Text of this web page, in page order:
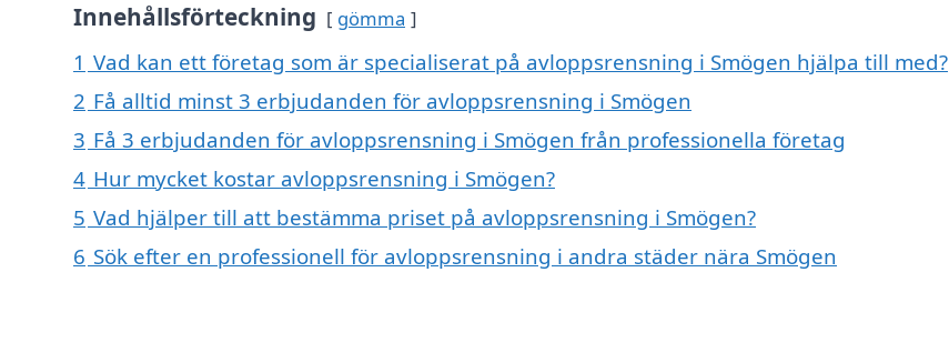
Innehållsförteckning gömma
1 Vad kan ett företag som är specialiserat på avloppsrensning i Smögen hjälpa till med?
2 Få alltid minst 3 erbjudanden för avloppsrensning i Smögen
3 Få 3 erbjudanden för avloppsrensning i Smögen från professionella företag
4 Hur mycket kostar avloppsrensning i Smögen?
5 Vad hjälper till att bestämma priset på avloppsrensning i Smögen?
6 Sök efter en professionell för avloppsrensning i andra städer nära Smögen